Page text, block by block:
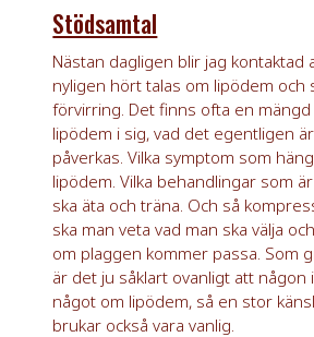
Stödsamtal
Nästan dagligen blir jag kontaktad
nyligen hört talas om lipödem och
förvirring. Det finns ofta en
lipödem i sig, vad det egentligen
påverkas. Vilka symptom som
lipödem. Vilka behandlingar som
ska äta och träna. Och så
ska man veta vad man ska välja
om plaggen kommer passa. Som
är det ju såklart ovanligt att någon
något om lipödem, så en stor
brukar också vara vanlig.